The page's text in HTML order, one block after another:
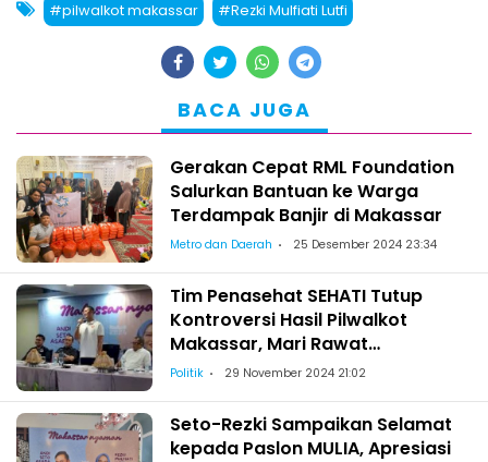
#pilwalkot makassar #Rezki Mulfiati Lutfi
BACA JUGA
Gerakan Cepat RML Foundation
Salurkan Bantuan ke Warga
Terdampak Banjir di Makassar
Metro dan Daerah 25 Desember 2024 23:34
Tim Penasehat SEHATI Tutup
Kontroversi Hasil Pilwalkot
Makassar, Mari Rawat
Silaturahmi, Tak Ada yang Salah
Politik 29 November 2024 21:02
Seto-Rezki Sampaikan Selamat
kepada Paslon MULIA, Apresiasi